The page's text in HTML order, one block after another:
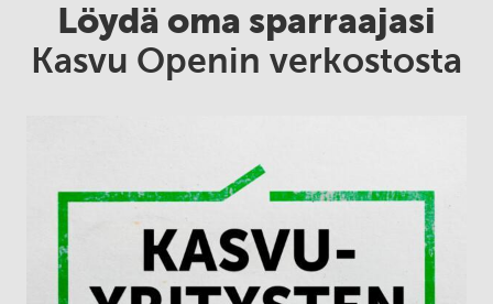
Löydä oma sparraajasi
Kasvu Openin verkostosta